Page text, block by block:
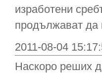
изработени
продължават да
2011-08-04
Наскоро реших